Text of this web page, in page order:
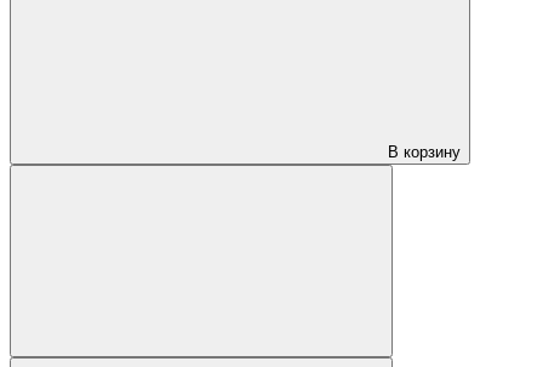
В корзину